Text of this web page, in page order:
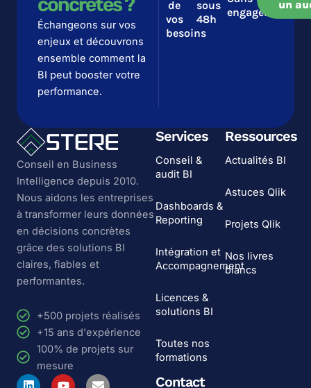
Échangeons sur vos
enjeux et découvrons
ensemble comment la
BI peut booster votre
performance.
de
vos
besoins
sous
48h
engagement
un
Conseil en Business
Intelligence depuis 2010.
Nous aidons les entreprises
à transformer leurs données
en décisions concrètes
grâce des solutions BI
claires, fiables et
performantes.
+500 projets réalisés
+15 ans d'expérience
100% de projets sur
mesure
L
Y
E
Services
Conseil &
audit BI
Dashboards &
Reporting
Intégration et
Accompagnement
Licences &
solutions BI
Toutes nos
formations
Ressources
Actualités BI
Astuces Qlik
Projets Qlik
Nos livres
blancs
Contact